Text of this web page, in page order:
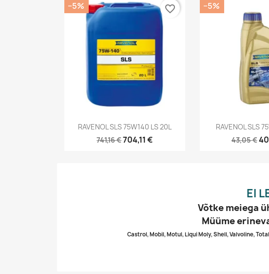
Kiirvaade
RAVENOL SLS 75W140 LS 20L
741,16 €704,11 €
−5% favorite_border

RAVENOL SLS
43,05 €
−5%
EI
Võtke meiega
Müüme
Castrol, Mobil, Motul, Liqui Moly, Shell, Valvoline,